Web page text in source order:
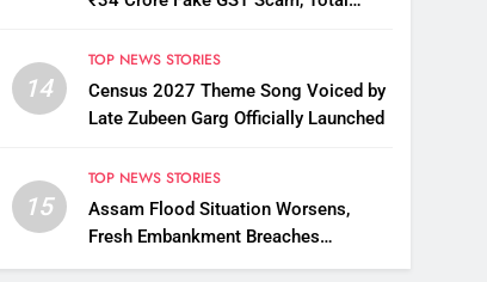
14
TOP NEWS STORIES
Census 2027 Theme Song Voiced by
Late Zubeen Garg Officially Launched
15
TOP NEWS STORIES
Assam Flood Situation Worsens,
Fresh Embankment Breaches
Displace Thousands